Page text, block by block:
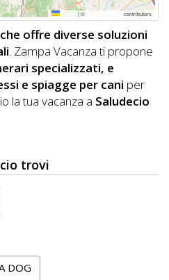
Leaflet |© OpenStreetMap contributors
offre diverse soluzioni
. Zampa Vacanza ti propone
specializzati, e
e spiagge per cani per
la tua vacanza a Saludecio
trovi
DOG